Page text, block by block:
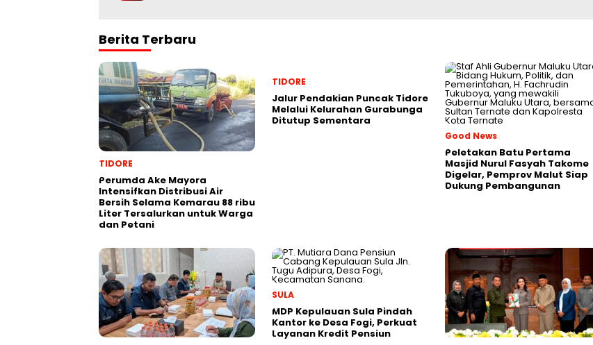
Berita Terbaru
TIDORE
Perumda Ake Mayora
Intensifkan Distribusi Air
Bersih Selama Kemarau 88 ribu
Liter Tersalurkan untuk Warga
dan Petani
TIDORE
Jalur Pendakian Puncak Tidore
Melalui Kelurahan Gurabunga
Ditutup Sementara
Good News
Peletakan Batu Pertama
Masjid Nurul Fasyah Takome
Digelar, Pemprov Malut Siap
Dukung Pembangunan
SULA
MDP Kepulauan Sula Pindah
Kantor ke Desa Fogi, Perkuat
Layanan Kredit Pensiun